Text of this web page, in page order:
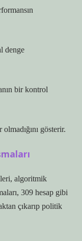
denge
bir kontrol
gösterir.
algoritmik
309 hesap gibi
çıkarıp politik